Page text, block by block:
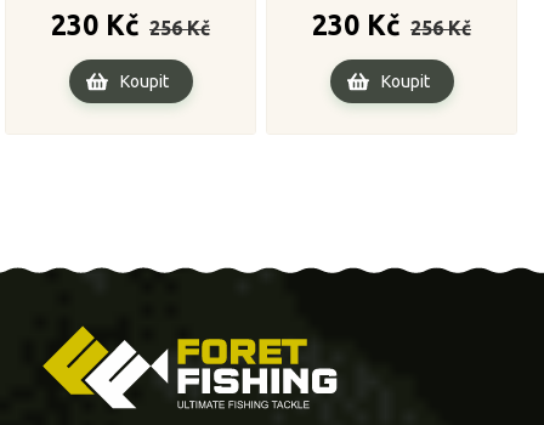
230 Kč
cena
256 Kč
Koupit
230 Kč
cena
256 Kč
Koupit